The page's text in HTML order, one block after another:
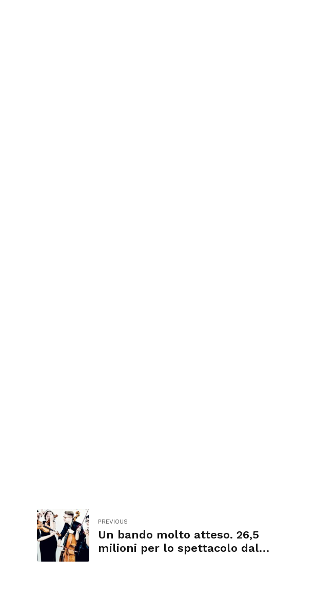
PREVIOUS
Un bando molto atteso. 26,5
milioni per lo spettacolo dal